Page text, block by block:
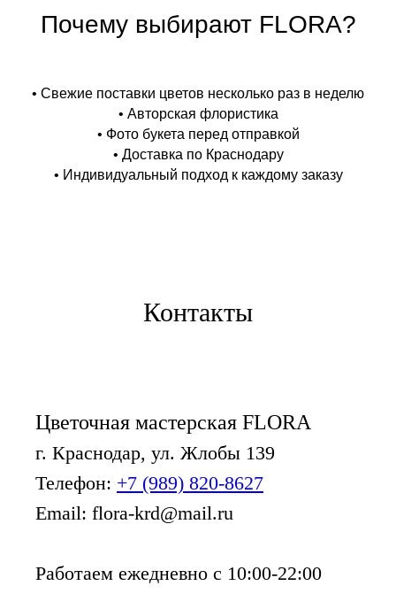
Почему выбирают FLORA?
• Свежие поставки цветов несколько раз в неделю
• Авторская флористика
• Фото букета перед отправкой
• Доставка по Краснодару
• Индивидуальный подход к каждому заказу
Контакты
Цветочная мастерская FLORA
г. Краснодар, ул. Жлобы 139
Телефон: +7 (989) 820-8627
Email: flora-krd@mail.ru
Работаем ежедневно с 10:00-22:00